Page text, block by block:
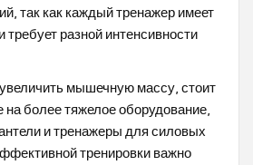
так как каждый тренажер имеет
требует разной интенсивности
мышечную массу, стоит
на более тяжелое оборудование,
и тренажеры для силовых
тренировки важно